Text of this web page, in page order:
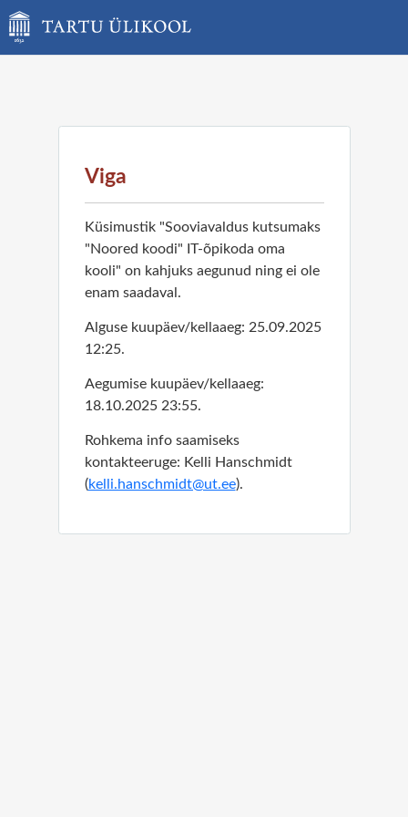
Viga
Küsimustik "Sooviavaldus kutsumaks
"Noored koodi" IT-õpikoda oma
kooli" on kahjuks aegunud ning ei ole
enam saadaval.
Alguse kuupäev/kellaaeg: 25.09.2025
12:25.
Aegumise kuupäev/kellaaeg:
18.10.2025 23:55.
Rohkema info saamiseks
kontakteeruge: Kelli Hanschmidt
(kelli.hanschmidt@ut.ee).